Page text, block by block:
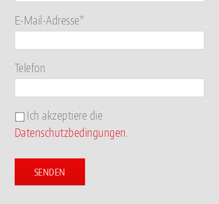
E-Mail-Adresse*
Telefon
Ich akzeptiere die
Datenschutzbedingungen.